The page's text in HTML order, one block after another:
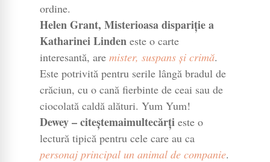
ordine.
Helen Grant, Misterioasa dispariție a
Katharinei Linden este o carte
interesantă, are mister, suspans și crimă.
Este potrivită pentru serile lângă bradul de
crăciun, cu o cană fierbinte de ceai sau de
ciocolată caldă alături. Yum Yum!
Dewey – citeștemaimultecărți este o
lectură tipică pentru cele care au ca
personaj principal un animal de companie.